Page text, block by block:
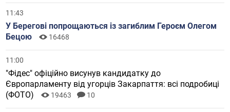
11:43
У Берегові попрощаються із загиблим Героєм Олегом
Бецою
16468
11:00
"Фідес" офіційно висунув кандидатку до
Європарламенту від угорців Закарпаття: всі подробиці
(ФОТО)
19463 10